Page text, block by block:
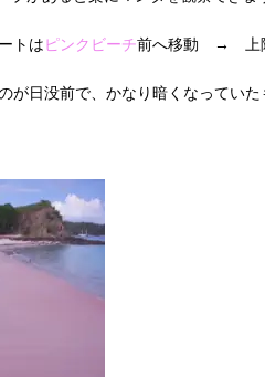
トは ピンクビーチ前へ移動 → 上
が日没前で、かなり暗くなってい